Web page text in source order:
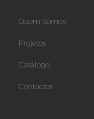
Quem Somos
Projetos
Catálogo
Contactos